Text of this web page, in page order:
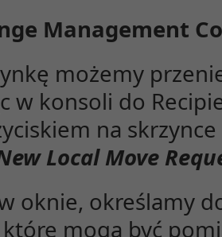
Management
możemy
w konsoli do
na
Local Move
oknie, określamy
mogą być